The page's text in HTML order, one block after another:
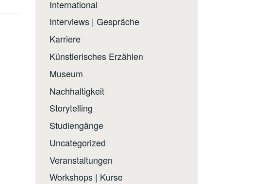
International
Interviews | Gespräche
Karriere
Künstlerisches Erzählen
Museum
Nachhaltigkeit
Storytelling
Studiengänge
Uncategorized
Veranstaltungen
Workshops | Kurse